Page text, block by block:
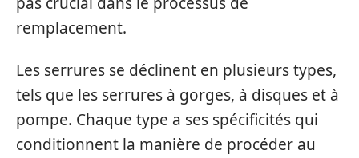
remplacement.
Les serrures se déclinent en plusieurs types,
tels que les serrures à gorges, à disques et à
pompe. Chaque type a ses spécificités qui
conditionnent la manière de procéder au